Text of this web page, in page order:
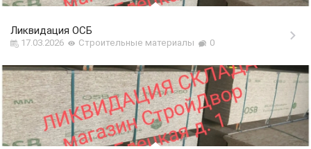
Ликвидация ОСБ
17.03.2026 Строительные материалы 0